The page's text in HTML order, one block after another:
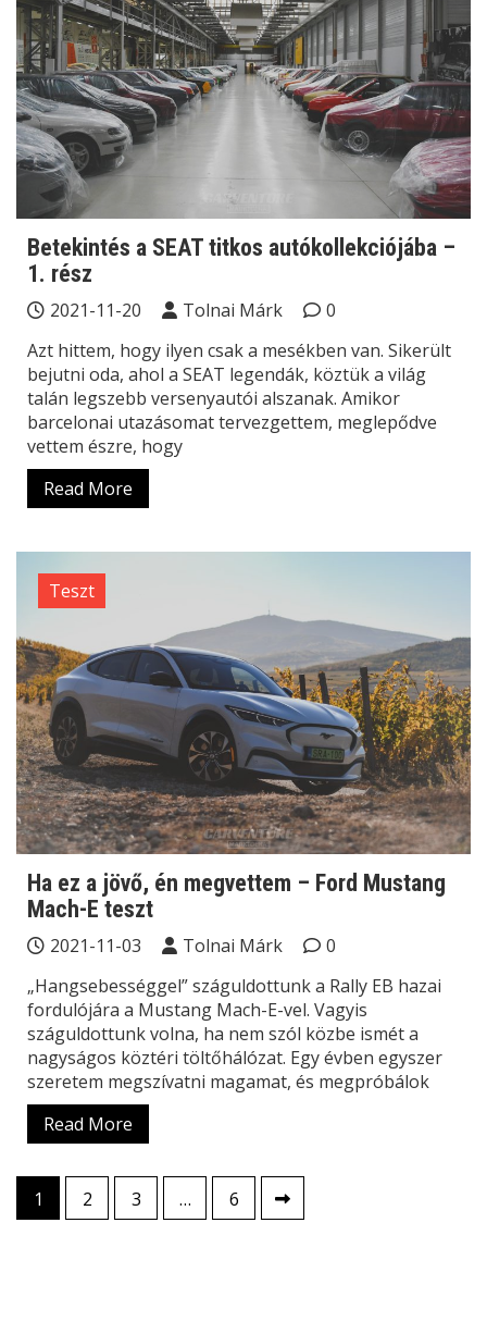
Betekintés a SEAT titkos autókollekciójába –
1. rész
2021-11-20 Tolnai Márk
0
Azt hittem, hogy ilyen csak a mesékben van. Sikerült
bejutni oda, ahol a SEAT legendák, köztük a világ
talán legszebb versenyautói alszanak. Amikor
barcelonai utazásomat tervezgettem, meglepődve
vettem észre, hogy
Read More
Teszt
Ha ez a jövő, én megvettem – Ford Mustang
Mach-E teszt
2021-11-03 Tolnai Márk
0
„Hangsebességgel” száguldottunk a Rally EB hazai
fordulójára a Mustang Mach-E-vel. Vagyis
száguldottunk volna, ha nem szól közbe ismét a
nagyságos köztéri töltőhálózat. Egy évben egyszer
szeretem megszívatni magamat, és megpróbálok
Read More
Bejegyzések
lapozása
1 2 3 … 6